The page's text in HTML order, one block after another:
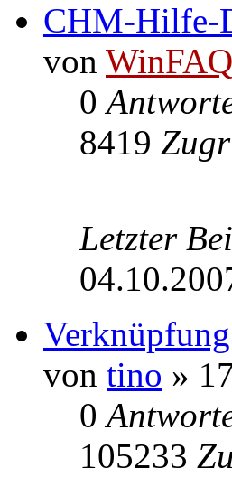
CHM-Hilfe-
von WinFAQ
0
8419
Letzter
von tino »
0
105233